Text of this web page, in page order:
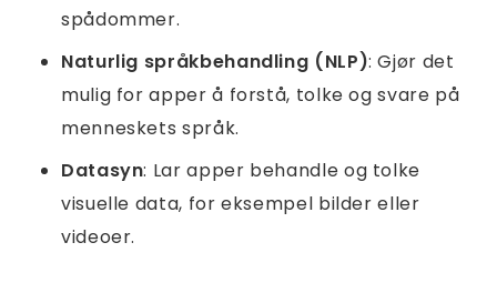
spådommer.
Naturlig språkbehandling (NLP): Gjør det
mulig for apper å forstå, tolke og svare på
menneskets språk.
Datasyn: Lar apper behandle og tolke
visuelle data, for eksempel bilder eller
videoer.